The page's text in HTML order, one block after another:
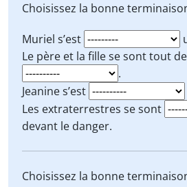
Choisissez la bonne
Muriel s’est
Le père et la fille se sont tout
.
Jeanine s’est
Les extraterrestres se sont
devant le danger.
Choisissez la bonne